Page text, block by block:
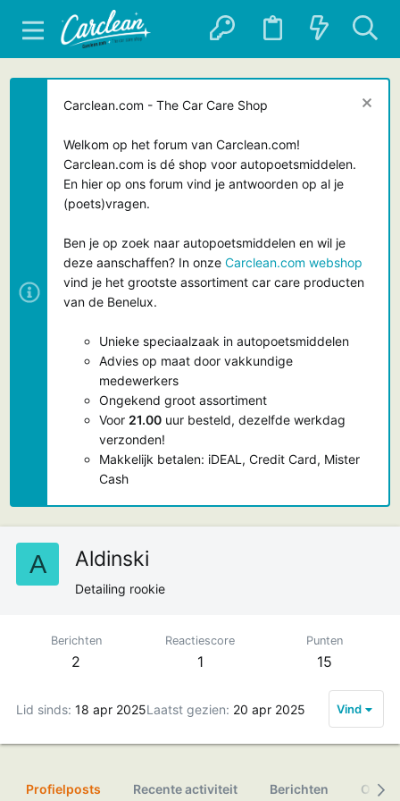
Carclean.com - The Car Care Shop
Welkom op het forum van Carclean.com!
Carclean.com is dé shop voor autopoetsmiddelen.
En hier op ons forum vind je antwoorden op al je
(poets)vragen.
Ben je op zoek naar autopoetsmiddelen en wil je
deze aanschaffen? In onze Carclean.com webshop
vind je het grootste assortiment car care producten
van de Benelux.
Unieke speciaalzaak in autopoetsmiddelen
Advies op maat door vakkundige
medewerkers
Ongekend groot assortiment
Voor 21.00 uur besteld, dezelfde werkdag
verzonden!
Makkelijk betalen: iDEAL, Credit Card, Mister
Cash
A Aldinski
Detailing rookie
Berichten
2
Reactiescore
1
Punten
15
Lid sinds 18 apr 2025Laatst gezien 20 apr 2025 Vind
Profielposts Recente activiteit Berichten Over